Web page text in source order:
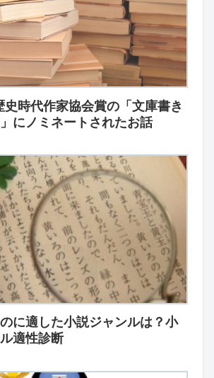
史時代作家協会賞の「文庫書き
にノミネートされたお話
に適した小説ジャンルは？小
適性診断